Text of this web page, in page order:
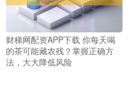
财梯网配资APP下载 你每天喝
的茶可能藏农残？掌握正确方
法，大大降低风险